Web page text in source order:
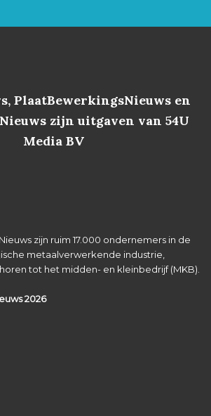
PlaatBewerkingsNieuws en
zijn uitgaven van 54U
Media BV
zijn ruim 17.000 ondernemers in de
metaalverwerkende industrie,
tot het midden- en kleinbedrijf (MKB).
2026